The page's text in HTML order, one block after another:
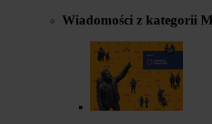
Wiadomości z kategorii